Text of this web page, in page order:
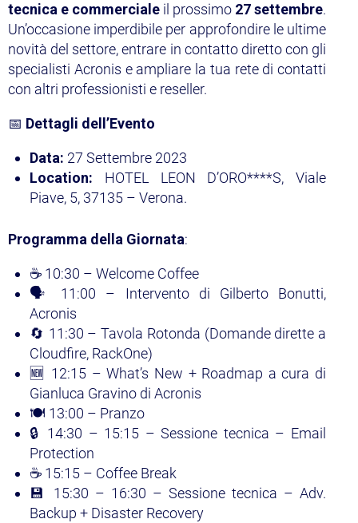
tecnica e commerciale il prossimo 27 settembre.
Un’occasione imperdibile per approfondire le ultime
novità del settore, entrare in contatto diretto con gli
specialisti Acronis e ampliare la tua rete di contatti
con altri professionisti e reseller.
📅 Dettagli dell’Evento
Data: 27 Settembre 2023
Location: HOTEL LEON D’ORO****S, Viale
Piave, 5, 37135 – Verona.
Programma della Giornata:
☕ 10:30 – Welcome Coffee
🗣️ 11:00 – Intervento di Gilberto Bonutti,
Acronis
🔄 11:30 – Tavola Rotonda (Domande dirette a
Cloudfire, RackOne)
🆕 12:15 – What’s New + Roadmap a cura di
Gianluca Gravino di Acronis
🍽️ 13:00 – Pranzo
🔒 14:30 – 15:15 – Sessione tecnica – Email
Protection
☕ 15:15 – Coffee Break
💾 15:30 – 16:30 – Sessione tecnica – Adv.
Backup + Disaster Recovery